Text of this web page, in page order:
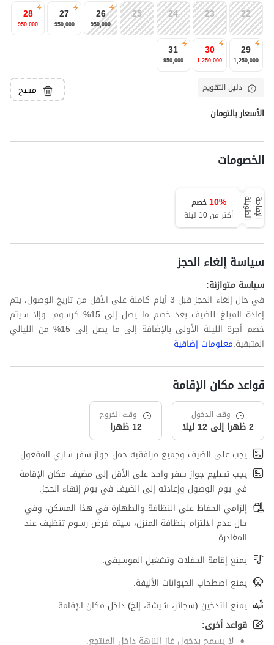
22
23
24
25
26
950,000
27
950,000
28
950,000
29
1,250,000
30
1,250,000
31
950,000
دليل التقويم مسح
الأسعار بالتومان
الخصومات
ا
ل
إ
ق
ا
م
ة
ا
ل
ط
و
ي
لة 10%
خصم
أكثر من 10 ليلة
سياسة إلغاء الحجز
سياسة متوازنة:
في حال إلغاء الحجز قبل 3 أيام كاملة على الأقل من تاريخ الوصول، يتم
إعادة المبلغ للضيف بعد خصم ما يصل إلى 15% كرسوم. وإلا سيتم
خصم أجرة الليلة الأولى بالإضافة إلى ما يصل إلى 15% من الليالي
المتبقية.معلومات إضافية
قواعد مكان الإقامة
وقت الدخول
2 ظهرا إلى 12 ليلا
وقت الخروج
12 ظهرا
يجب على الضيف وجميع مرافقيه حمل جواز سفر ساري المفعول.
يجب تسليم جواز سفر واحد على الأقل إلى مضيف مكان الإقامة
في يوم الوصول وإعادته إلى الضيف في يوم إنهاء الحجز.
إلزامي الحفاظ على النظافة والطهارة في هذا المسكن، وفي
حال عدم الالتزام بنظافة المنزل، سيتم فرض رسوم تنظيف عند
المغادرة.
يمنع إقامة الحفلات وتشغيل الموسيقى.
يمنع اصطحاب الحيوانات الأليفة.
يمنع التدخين (سجائر، شيشة، إلخ) داخل مكان الإقامة.
قواعد أخرى:
لا يسمح بدخول غاز النزهة داخل المنتجع.